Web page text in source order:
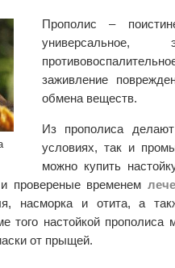
Прополис –
заживление
обмена веществ.
Из прополиса
условиях, так и
можно купить
провереные временем
насморка и отита, а
того настойкой
от прыщей.